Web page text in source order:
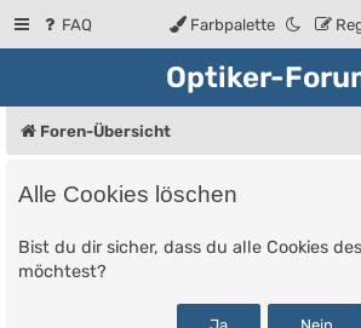
FAQ Farbpalette
Optiker-
Foren-Übersicht
Alle Cookies löschen
Bist du dir sicher, dass du alle Cookies
möchtest?